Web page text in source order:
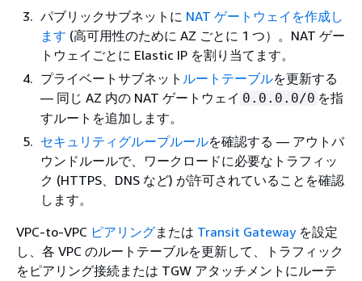
パブリックサブネットに NAT ゲートウェイを作成し
ます (高可用性のために AZ ごとに 1 つ）。NAT ゲー
トウェイごとに Elastic IP を割り当てます。
プライベートサブネット ルートテーブルを更新する
— 同じ AZ 内の NAT ゲートウェイ 0.0.0.0/0 を指
すルートを追加します。
セキュリティグループルールを確認する — アウトバ
ウンドルールで、ワークロードに必要なトラフィッ
ク (HTTPS、DNS など) が許可されていることを確認
します。
VPC-to-VPC ピアリングまたは Transit Gatewayを設定
し、各 VPC のルートテーブルを更新して、トラフィック
をピアリング接続または TGW アタッチメントにルーテ